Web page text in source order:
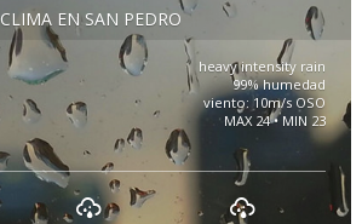
CLIMA EN SAN PEDRO
heavy intensity rain
99% humedad
viento: 10m/s OSO
MAX 24 • MIN 23